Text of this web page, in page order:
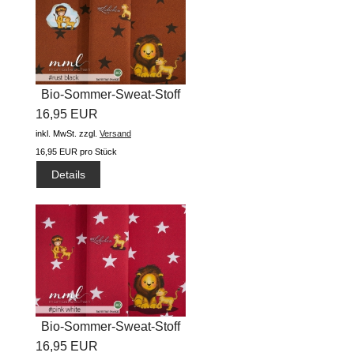
Bio-Sommer-Sweat-Stoff
"Jonas...
16,95 EUR
inkl. MwSt. zzgl. Versand
16,95 EUR pro Stück
Details
Bio-Sommer-Sweat-Stoff
"Jonas...
16,95 EUR